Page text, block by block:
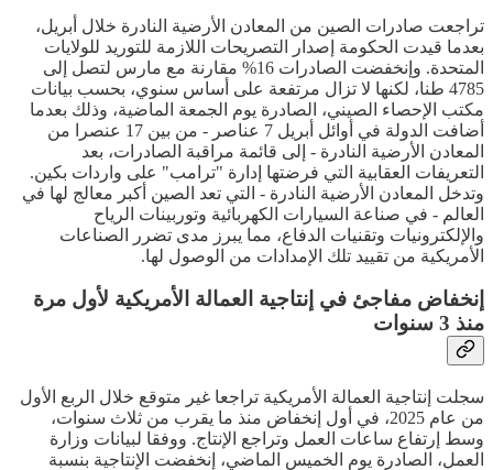
تراجعت صادرات الصين من المعادن الأرضية النادرة خلال أبريل،
بعدما قيدت الحكومة إصدار التصريحات اللازمة للتوريد للولايات
المتحدة. وإنخفضت الصادرات 16% مقارنة مع مارس لتصل إلى
4785 طنا، لكنها لا تزال مرتفعة على أساس سنوي، بحسب بيانات
مكتب الإحصاء الصيني، الصادرة يوم الجمعة الماضية، وذلك بعدما
أضافت الدولة في أوائل أبريل 7 عناصر - من بين 17 عنصرا من
المعادن الأرضية النادرة - إلى قائمة مراقبة الصادرات، بعد
التعريفات العقابية التي فرضتها إدارة "ترامب" على واردات بكين.
وتدخل المعادن الأرضية النادرة - التي تعد الصين أكبر معالج لها في
العالم - في صناعة السيارات الكهربائية وتوربينات الرياح
والإلكترونيات وتقنيات الدفاع، مما يبرز مدى تضرر الصناعات
الأمريكية من تقييد تلك الإمدادات من الوصول لها.
إنخفاض مفاجئ في إنتاجية العمالة الأمريكية لأول مرة
منذ 3 سنوات
سجلت إنتاجية العمالة الأمريكية تراجعا غير متوقع خلال الربع الأول
من عام 2025، في أول إنخفاض منذ ما يقرب من ثلاث سنوات،
وسط إرتفاع ساعات العمل وتراجع الإنتاج. ووفقا لبيانات وزارة
العمل، الصادرة يوم الخميس الماضي، إنخفضت الإنتاجية بنسبة